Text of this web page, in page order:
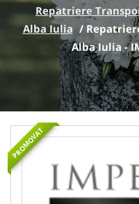
Repatriere
Alba Iulia /
Alba Iulia -
PROMOVAT